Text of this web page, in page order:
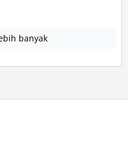
banyak